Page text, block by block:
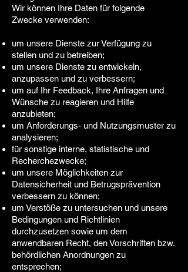
Wir können Ihre Daten für folgende
Zwecke verwenden:
um unsere Dienste zur Verfügung zu
stellen und zu betreiben;
um unsere Dienste zu entwickeln,
anzupassen und zu verbessern;
um auf Ihr Feedback, Ihre Anfragen und
Wünsche zu reagieren und Hilfe
anzubieten;
um Anforderungs- und Nutzungsmuster zu
analysieren;
für sonstige interne, statistische und
Recherchezwecke;
um unsere Möglichkeiten zur
Datensicherheit und Betrugsprävention
verbessern zu können;
um Verstöße zu untersuchen und unsere
Bedingungen und Richtlinien
durchzusetzen sowie um dem
anwendbaren Recht, den Vorschriften bzw.
behördlichen Anordnungen zu
entsprechen;